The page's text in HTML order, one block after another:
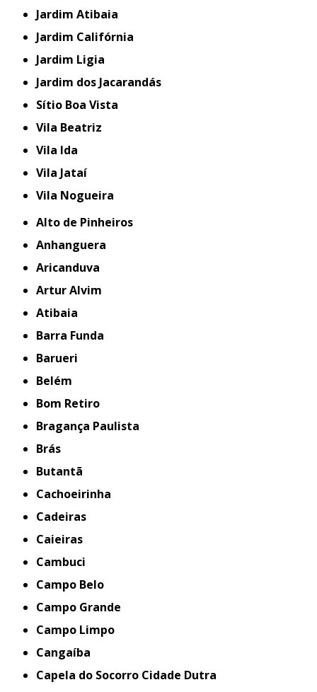
Jardim Atibaia
Jardim Califórnia
Jardim Ligia
Jardim dos Jacarandás
Sítio Boa Vista
Vila Beatriz
Vila Ida
Vila Jataí
Vila Nogueira
Alto de Pinheiros
Anhanguera
Aricanduva
Artur Alvim
Atibaia
Barra Funda
Barueri
Belém
Bom Retiro
Bragança Paulista
Brás
Butantã
Cachoeirinha
Cadeiras
Caieiras
Cambuci
Campo Belo
Campo Grande
Campo Limpo
Cangaíba
Capela do Socorro Cidade Dutra